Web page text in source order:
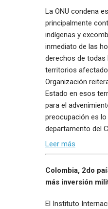
La ONU condena
principalmente
indígenas y
inmediato de las
derechos de todas
territorios
Organización
Estado en esos
para el
preocupación es
departamento del
Leer más
Colombia, 2do
más inversión
El Instituto